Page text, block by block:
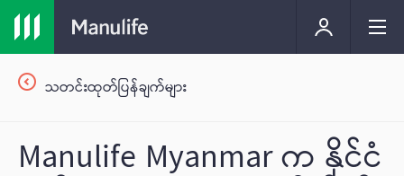
သတင်းထုတ်ပြန်ချက်များ
Manulife Myanmar က နိုင်ငံ